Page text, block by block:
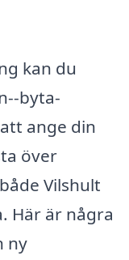
kan du
byta-
ange din
över
Vilshult
Här är några
ny